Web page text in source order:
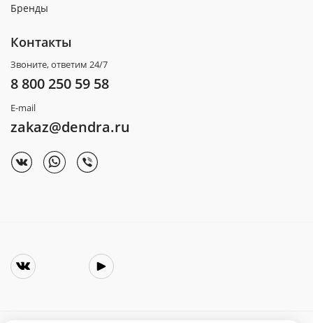
Бренды
Контакты
Звоните, ответим 24/7
8 800 250 59 58
E-mail
zakaz@dendra.ru